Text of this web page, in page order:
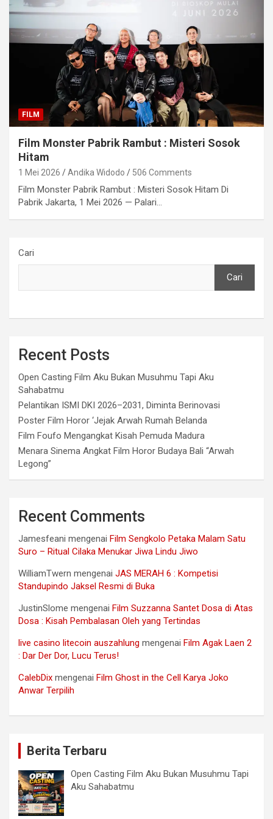
FILM
Film Monster Pabrik Rambut : Misteri Sosok
Hitam
1 Mei 2026 Andika Widodo 506 Comments
Film Monster Pabrik Rambut : Misteri Sosok Hitam Di
Pabrik Jakarta, 1 Mei 2026 — Palari…
Cari
Cari
Recent Posts
Open Casting Film Aku Bukan Musuhmu Tapi Aku
Sahabatmu
Pelantikan ISMI DKI 2026–2031, Diminta Berinovasi
Poster Film Horor ‘Jejak Arwah Rumah Belanda
Film Foufo Mengangkat Kisah Pemuda Madura
Menara Sinema Angkat Film Horor Budaya Bali “Arwah
Legong”
Recent Comments
Jamesfeani mengenai Film Sengkolo Petaka Malam Satu
Suro – Ritual Cilaka Menukar Jiwa Lindu Jiwo
WilliamTwern mengenai JAS MERAH 6 : Kompetisi
Standupindo Jaksel Resmi di Buka
JustinSlome mengenai Film Suzzanna Santet Dosa di Atas
Dosa : Kisah Pembalasan Oleh yang Tertindas
live casino litecoin auszahlung mengenai Film Agak Laen 2
: Dar Der Dor, Lucu Terus!
CalebDix mengenai Film Ghost in the Cell Karya Joko
Anwar Terpilih
Berita Terbaru
Open Casting Film Aku Bukan Musuhmu Tapi
Aku Sahabatmu